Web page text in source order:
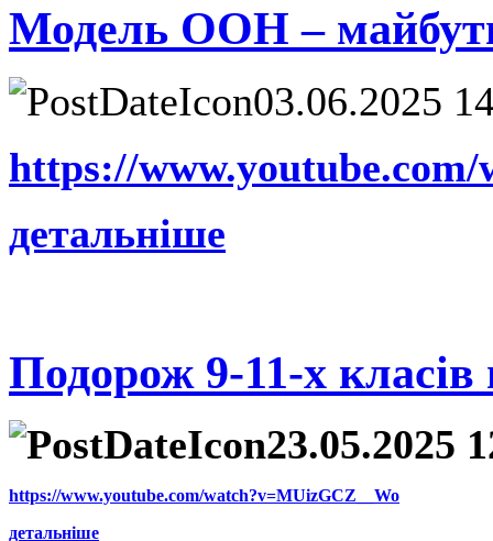
Модель ООН –
03.06.2025
https://
детальніше
Подорож 9-11-х класів
23.05.2025
https://www.youtube.com/watch?v=MUizGCZ__Wo
детальніше